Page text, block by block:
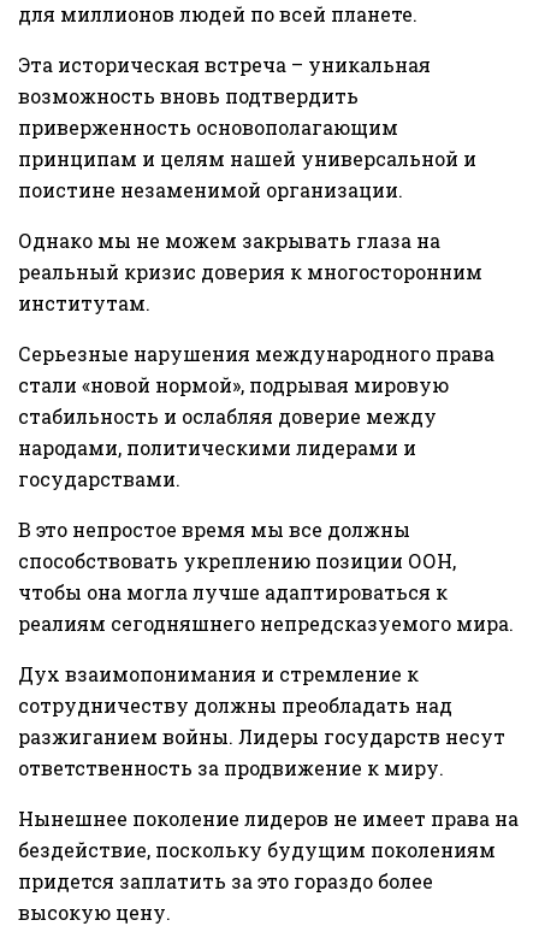
для миллионов людей по всей планете.
Эта историческая встреча – уникальная
возможность вновь подтвердить
приверженность основополагающим
принципам и целям нашей универсальной и
поистине незаменимой организации.
Однако мы не можем закрывать глаза на
реальный кризис доверия к многосторонним
институтам.
Серьезные нарушения международного права
стали «новой нормой», подрывая мировую
стабильность и ослабляя доверие между
народами, политическими лидерами и
государствами.
В это непростое время мы все должны
способствовать укреплению позиции ООН,
чтобы она могла лучше адаптироваться к
реалиям сегодняшнего непредсказуемого мира.
Дух взаимопонимания и стремление к
сотрудничеству должны преобладать над
разжиганием войны. Лидеры государств несут
ответственность за продвижение к миру.
Нынешнее поколение лидеров не имеет права на
бездействие, поскольку будущим поколениям
придется заплатить за это гораздо более
высокую цену.